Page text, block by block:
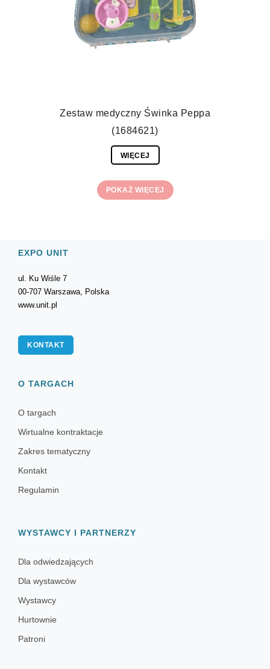
Zestaw medyczny Świnka Peppa
(1684621)
WIĘCEJ
POKAŻ WIĘCEJ
EXPO UNIT
ul. Ku Wiśle 7
00-707 Warszawa, Polska
www.unit.pl
KONTAKT
O TARGACH
O targach
Wirtualne kontraktacje
Zakres tematyczny
Kontakt
Regulamin
WYSTAWCY I PARTNERZY
Dla odwiedzających
Dla wystawców
Wystawcy
Hurtownie
Patroni